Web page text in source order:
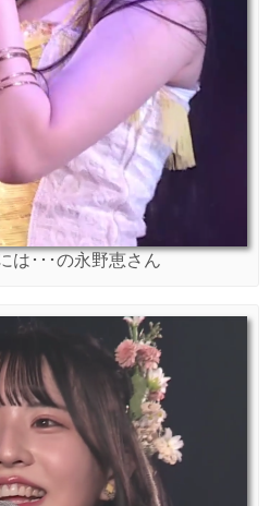
は･･･の永野恵さん